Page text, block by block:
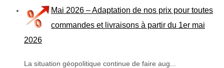
Mai 2026 – Adaptation de nos prix pour toutes
commandes et livraisons à partir du 1er mai
2026
La situation géopolitique continue de faire aug...